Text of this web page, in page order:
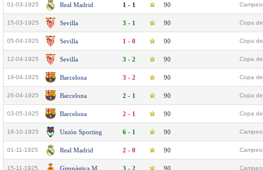
01-03-1925 Real Madrid 1 - 1 90
15-03-1925 Sevilla 3 - 1 90 Copa
05-04-1925 Sevilla 1 - 0 90 Copa
12-04-1925 Sevilla 3 - 2 90 Copa
19-04-1925 Barcelona 3 - 2 90 Copa
26-04-1925 Barcelona 2 - 1 90 Copa
03-05-1925 Barcelona 2 - 1 90 Copa
18-10-1925 Unión Sporting 6 - 1 90
01-11-1925 Real Madrid 2 - 0 90
15-11-1925 Gimnástica M. 3 - 2 90